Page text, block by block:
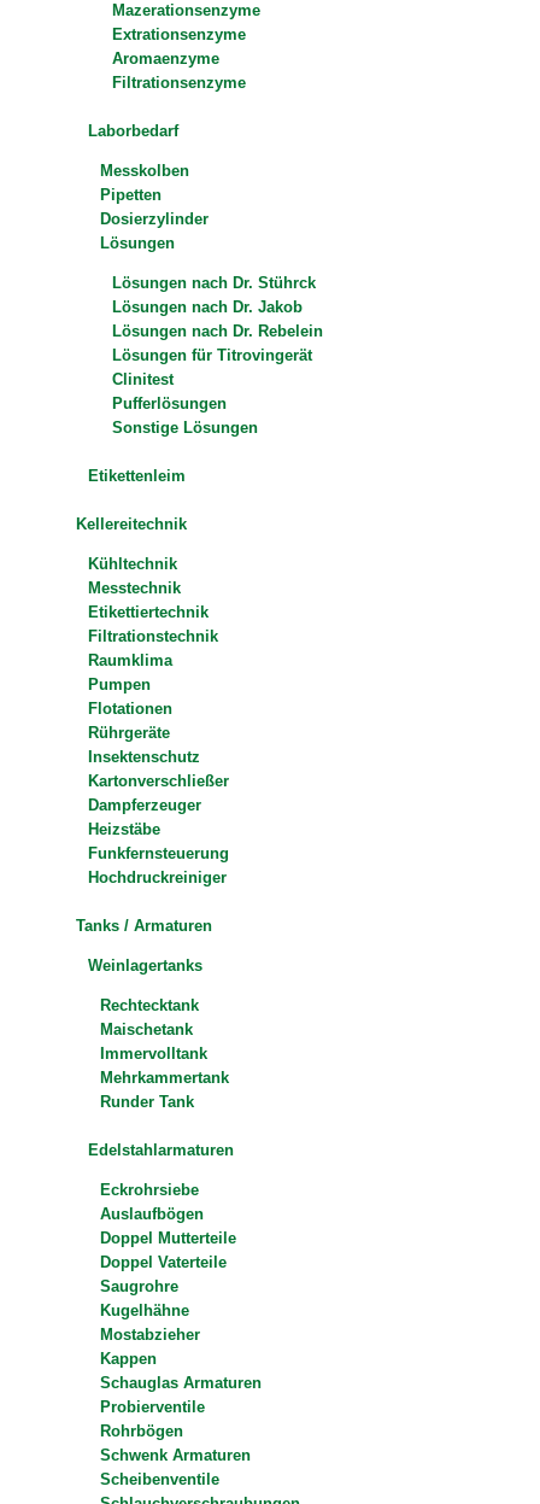
Mazerationsenzyme
Extrationsenzyme
Aromaenzyme
Filtrationsenzyme
Laborbedarf
Messkolben
Pipetten
Dosierzylinder
Lösungen
Lösungen nach Dr. Stührck
Lösungen nach Dr. Jakob
Lösungen nach Dr. Rebelein
Lösungen für Titrovingerät
Clinitest
Pufferlösungen
Sonstige Lösungen
Etikettenleim
Kellereitechnik
Kühltechnik
Messtechnik
Etikettiertechnik
Filtrationstechnik
Raumklima
Pumpen
Flotationen
Rührgeräte
Insektenschutz
Kartonverschließer
Dampferzeuger
Heizstäbe
Funkfernsteuerung
Hochdruckreiniger
Tanks / Armaturen
Weinlagertanks
Rechtecktank
Maischetank
Immervolltank
Mehrkammertank
Runder Tank
Edelstahlarmaturen
Eckrohrsiebe
Auslaufbögen
Doppel Mutterteile
Doppel Vaterteile
Saugrohre
Kugelhähne
Mostabzieher
Kappen
Schauglas Armaturen
Probierventile
Rohrbögen
Schwenk Armaturen
Scheibenventile